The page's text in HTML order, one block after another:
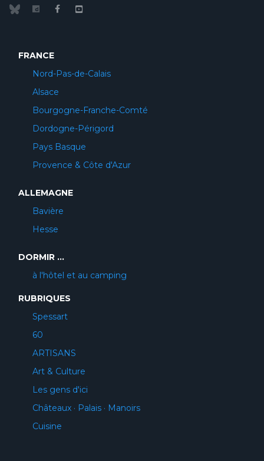
FRANCE
Nord-Pas-de-Calais
Alsace
Bourgogne-Franche-Comté
Dordogne-Périgord
Pays Basque
Provence & Côte d'Azur
ALLEMAGNE
Bavière
Hesse
DORMIR ...
à l'hôtel et au camping
RUBRIQUES
Spessart
60
ARTISANS
Art & Culture
Les gens d'ici
Châteaux · Palais · Manoirs
Cuisine